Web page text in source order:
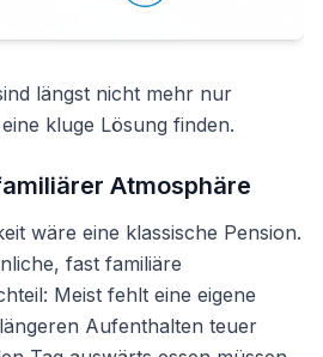
längst nicht mehr nur
kluge Lösung finden.
Atmosphäre
wäre eine klassische Pension.
fast familiäre
Meist fehlt eine eigene
Aufenthalten teuer